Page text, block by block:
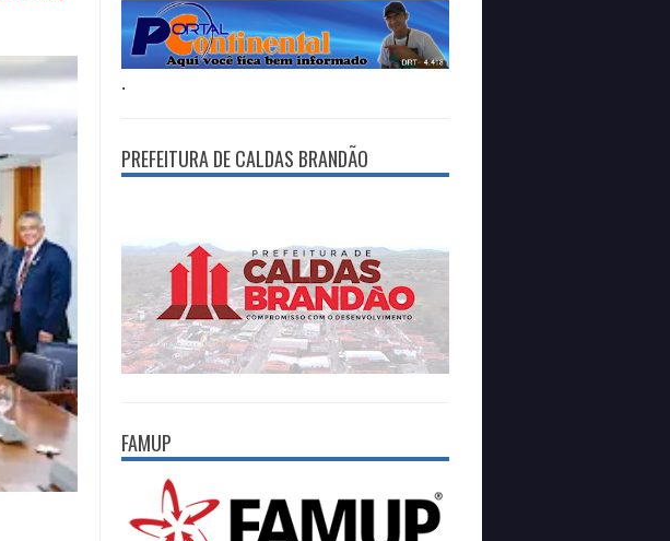
.
PREFEITURA DE CALDAS BRANDÃO
FAMUP